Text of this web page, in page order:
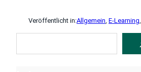
Veröffentlicht in:Allgemein E-Learning
C